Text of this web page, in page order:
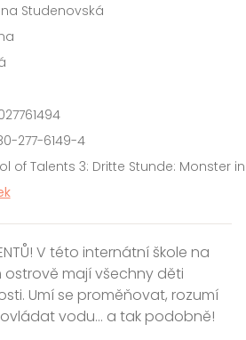
Studenovská
277-6149-4
of Talents 3: Dritte Stunde: Monster
V této internátní škole na
mají všechny děti
Umí se proměňovat, rozumí
vodu… a tak podobně!